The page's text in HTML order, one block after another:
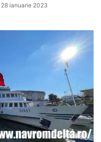
28 ianuarie 2023